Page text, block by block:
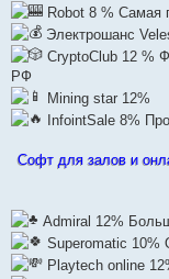
о
е
с
о
о
б
щ
е
н
и
Robot 8 % Самая
Электрошанс
CryptoClub 12 %
РФ
Mining star 12%
InfointSale 8%
Софт для залов и
Admiral 12%
Superomatic 10%
Playtech online